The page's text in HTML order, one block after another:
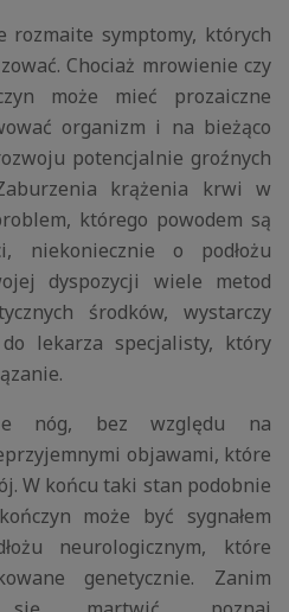
rozmaite symptomy, których
Chociaż mrowienie czy
może mieć prozaiczne
organizm i na bieżąco
potencjalnie groźnych
krążenia krwi w
którego powodem są
niekoniecznie o podłożu
dyspozycji wiele metod
środków, wystarczy
lekarza specjalisty, który
nóg, bez względu na
objawami, które
W końcu taki stan podobnie
może być sygnałem
neurologicznym, które
genetycznie. Zanim